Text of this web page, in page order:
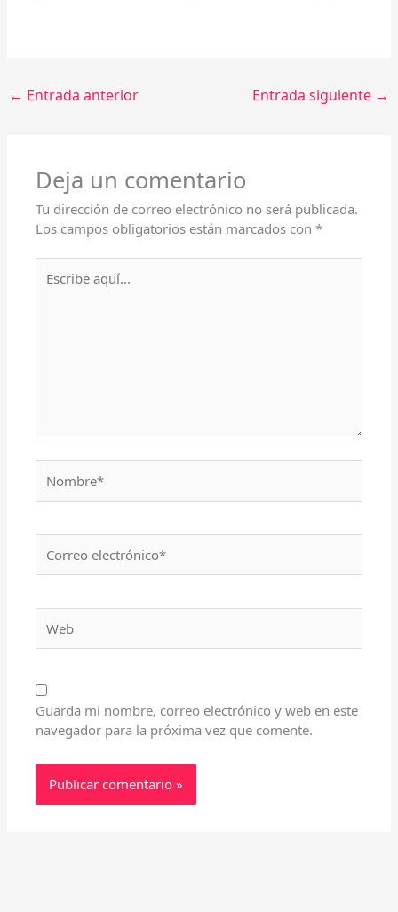
← Entrada anterior Entrada siguiente →
Deja un comentario
Tu dirección de correo electrónico no será publicada.
Los campos obligatorios están marcados con*
aquí...
electrónico*
Guarda mi nombre, correo electrónico y web en este
navegador para la próxima vez que comente.